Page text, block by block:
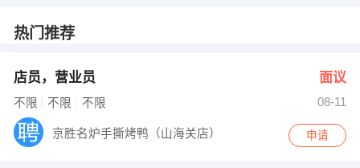
热门推荐
店员，营业员 面议
不限 不限 不限 08-11
京胜名炉手撕烤鸭（山海关店） 申请